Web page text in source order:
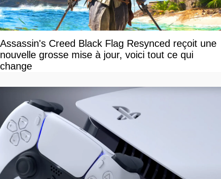
Assassin's Creed Black Flag Resynced reçoit une
nouvelle grosse mise à jour, voici tout ce qui
change